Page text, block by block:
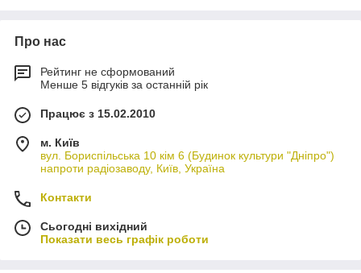
Про нас
Рейтинг не сформований
Менше 5 відгуків за останній рік
Працює з 15.02.2010
м. Київ
вул. Бориспільська 10 кім 6 (Будинок культури "Дніпро")
напроти радіозаводу, Київ, Україна
Контакти
Сьогодні вихідний
Показати весь графік роботи